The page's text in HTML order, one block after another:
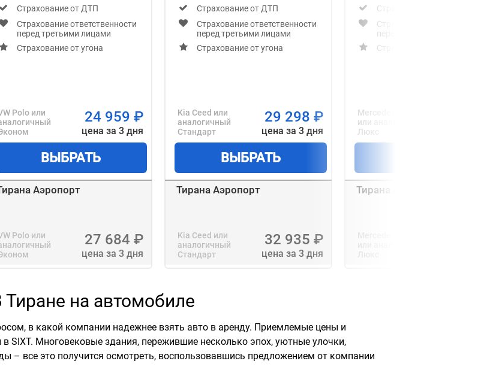
Cтрахование от ДТП
Страхование ответственности
перед третьими лицами
Страхование от угона
Polo или
24 959 ₽
цена за 3 дня
ВЫБРАТЬ
Аэропорт
Polo или
27 684 ₽
цена за 3 дня
Cтрахование от ДТП
Страхование ответственности
перед третьими лицами
Страхование от угона
Kia Ceed или
аналогичный
Стандарт
29 298 ₽
цена за 3 дня
ВЫБРАТЬ
Тирана Аэропорт
Kia Ceed или
аналогичный
Стандарт
32 935 ₽
цена за 3 дня
Cтрахование от ДТП
Страхование ответственности
перед третьими лицами
Страхование от угона
Mercedes-Benz A180
или аналогичный
Люкс
Тирана Аэропорт
Тиране на автомобиле
в какой компании надежнее взять авто в аренду. Приемлемые цены и
SIXT. Многовековые здания, пережившие несколько эпох, уютные улочки,
– все это получится осмотреть, воспользовавшись предложением от компании